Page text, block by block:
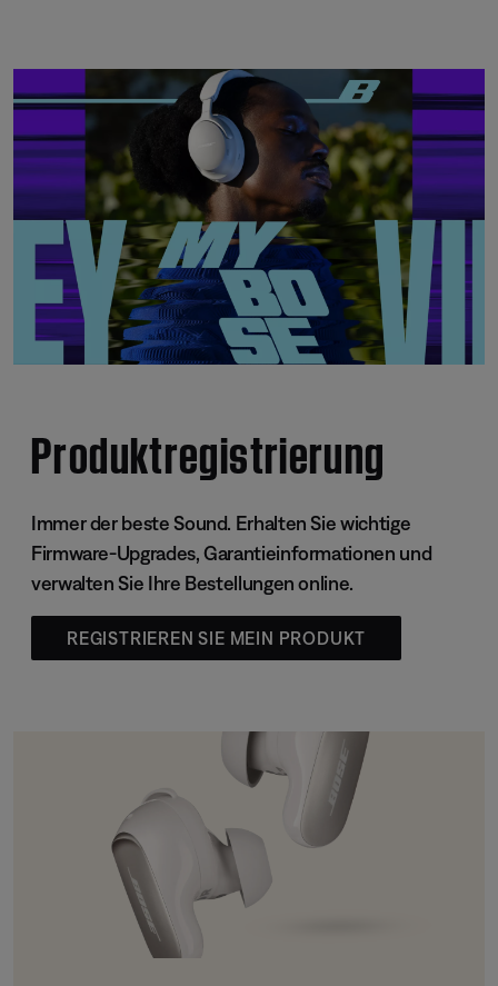
Produktregistrierung
Immer der beste Sound. Erhalten Sie wichtige
Firmware-Upgrades, Garantieinformationen und
verwalten Sie Ihre Bestellungen online.
REGISTRIEREN SIE MEIN PRODUKT